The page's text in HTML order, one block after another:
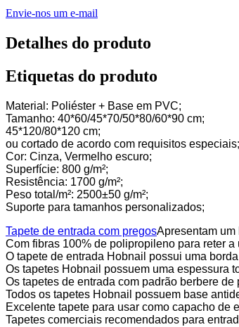
Envie-nos um e-mail
Detalhes do produto
Etiquetas do produto
Material: Poliéster + Base em PVC;
Tamanho: 40*60/45*70/50*80/60*90 cm;
45*120/80*120 cm;
ou cortado de acordo com requisitos especiais;
Cor: Cinza, Vermelho escuro;
Superfície: 800 g/m²;
Resistência: 1700 g/m²;
Peso total/m²: 2500±50 g/m²;
Suporte para tamanhos personalizados;
Tapete de entrada com pregosApresentam
Com fibras 100% de polipropileno para reter
O tapete de entrada Hobnail possui uma
Os tapetes Hobnail possuem uma espessura
Os tapetes de entrada com padrão berbere
Todos os tapetes Hobnail possuem base
Excelente tapete para usar como capacho de
Tapetes comerciais recomendados para